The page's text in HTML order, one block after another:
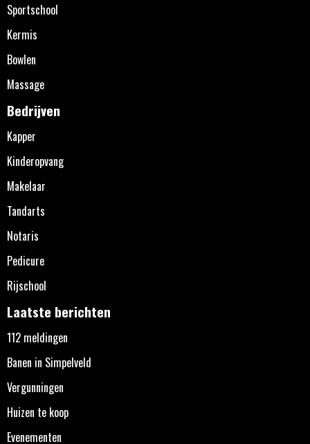
Sportschool
Kermis
Bowlen
Massage
Bedrijven
Kapper
Kinderopvang
Makelaar
Tandarts
Notaris
Pedicure
Rijschool
Laatste berichten
112 meldingen
Banen in Simpelveld
Vergunningen
Huizen te koop
Evenementen